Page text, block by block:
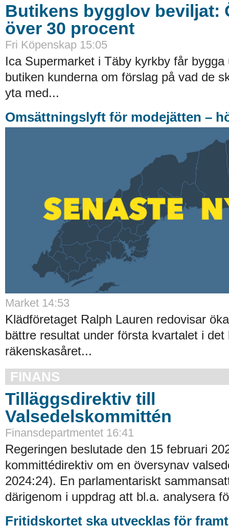
Butikens bygglov beviljat:
över 30 procent
Fri Köpenskap 15:05
Ica Supermarket i Täby kyrkby får bygga
butiken kunderna om förslag på vad de
yta med...
Omsättningslyft för modejätten –
Market 14:53
Klädföretaget Ralph Lauren redovisar
bättre resultat under första kvartalet i det
räkenskasåret...
FINANS
Tilläggsdirektiv till
Valsedelskommittén
Finansdepartmentet 16:41
Regeringen beslutade den 15 februari
kommittédirektiv om en översynav
2024:24). En parlamentariskt
därigenom i uppdrag att bl.a. analysera
Fritidskortet ska utvecklas för